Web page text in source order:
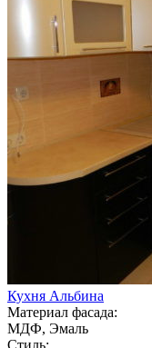
Кухня Альбина
Материал фасада:
МДФ, Эмаль
Стиль: